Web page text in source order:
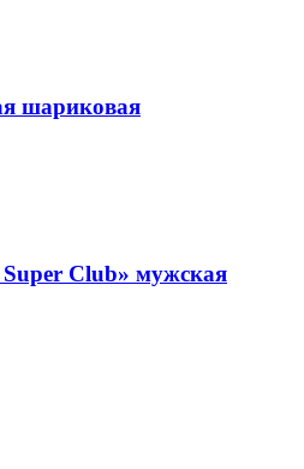
шариковая
Club» мужская